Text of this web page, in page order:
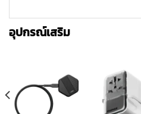
อุปกรณ์เสริม